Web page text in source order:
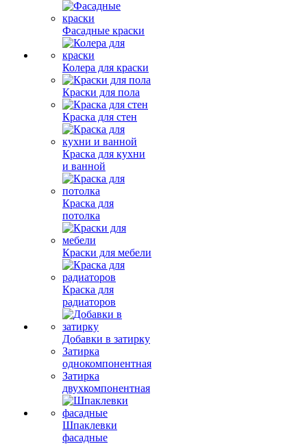
Фасадные краски
Колера для краски
Краски для пола
Краска для стен
Краска для кухни
и ванной
Краска для
потолка
Краски для мебели
Краска для
радиаторов
Добавки в затирку
Затирка
однокомпонентная
Затирка
двухкомпонентная
Шпаклевки
фасадные